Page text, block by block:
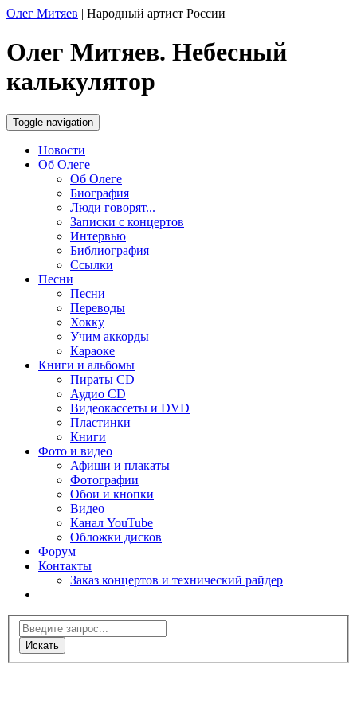
Олег Митяев | Народный артист России
Олег Митяев. Небесный
калькулятор
Toggle navigation
Новости
Об Олеге
Об Олеге
Биография
Люди говорят...
Записки с концертов
Интервью
Библиография
Ссылки
Песни
Песни
Переводы
Хокку
Учим аккорды
Караоке
Книги и альбомы
Пираты CD
Аудио CD
Видеокассеты и DVD
Пластинки
Книги
Фото и видео
Афиши и плакаты
Фотографии
Обои и кнопки
Видео
Канал YouTube
Обложки дисков
Форум
Контакты
Заказ концертов и технический райдер
Искать